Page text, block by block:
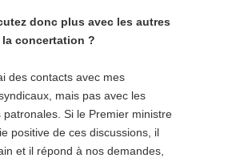
donc plus avec les autres
la concertation ?
des contacts avec mes
mais pas avec les
patronales. Si le Premier ministre
positive de ces discussions, il
et il répond à nos demandes,